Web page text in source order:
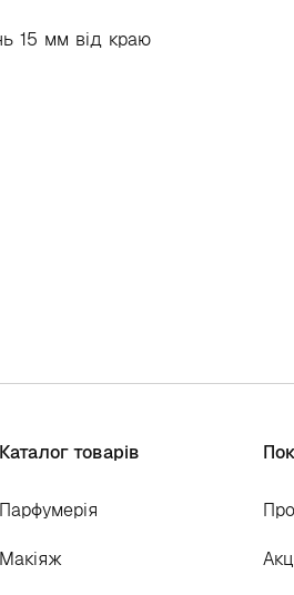
15 мм від краю
Каталог товарів
Парфумерія
Макіяж